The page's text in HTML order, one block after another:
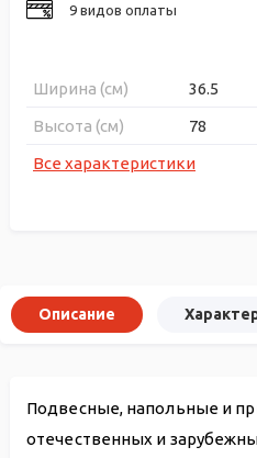
9 видов оплаты
Ширина (см)
36.5
Высота (см)
78
Все характеристики
Описание
Подвесные, напольные и
отечественных и